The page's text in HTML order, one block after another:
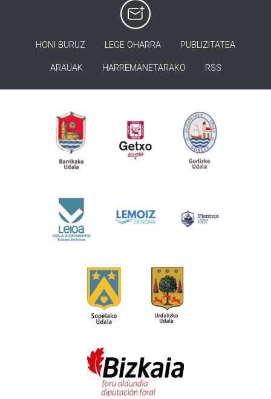
HONI BURUZ LEGE OHARRA PUBLIZITATEA
ARAUAK HARREMANETARAKO RSS